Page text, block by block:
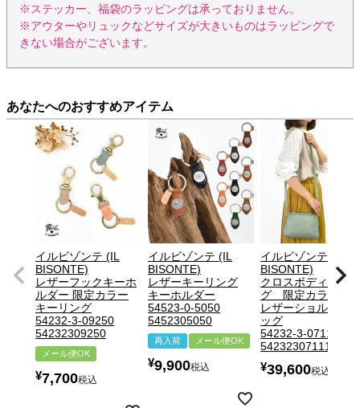
※ステッカー、福袋のラッピングは承っておりません。
※アウターやリュックなどサイズが大きいものはラッピングで
きない場合がございます。
あなたへのおすすめアイテム
イルビゾンテ (IL
BISONTE)
レザーフックキーホ
ルダー 限定カラー
キーリング
54232-3-09250
54232309250
メール便OK
¥7,700税込
イルビゾンテ (IL
BISONTE)
レザーキーリング
キーホルダー
54523-0-5050
5452305050
再入荷 メール便OK
¥9,900税込
イルビゾンテ (IL
BISONTE)
クロスボディバッ
グ 限定カラー
レザーショルダー
ッグ
54232-3-07111
54232307111
¥39,600税込